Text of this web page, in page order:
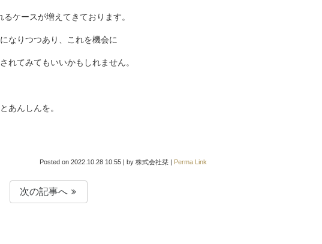
ケースが増えてきております。
なりつつあり、これを機会に
れてみてもいいかもしれません。
あんしんを。
Posted on 2022.10.28 10:55 by 株式会社栞 Perma Link
次の記事へ